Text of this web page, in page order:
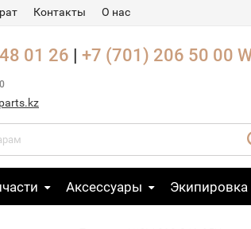
Контакты О нас
01 26 | +7 (701) 206 50 00
Аксессуары Экипировка